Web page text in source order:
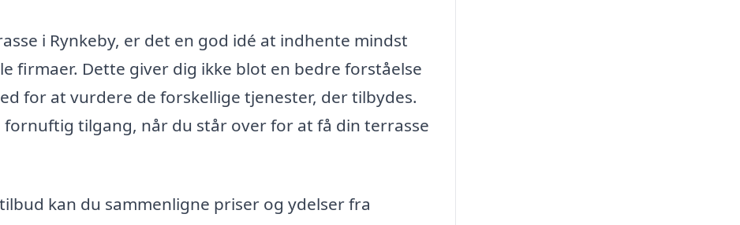
i Rynkeby, er det en god idé at indhente mindst
firmaer. Dette giver dig ikke blot en bedre forståelse
for at vurdere de forskellige tjenester, der tilbydes.
tilgang, når du står over for at få din terrasse
kan du sammenligne priser og ydelser fra